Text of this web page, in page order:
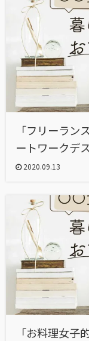
「フリーラ
ートワークデ
2020.09.13
「お料理女子